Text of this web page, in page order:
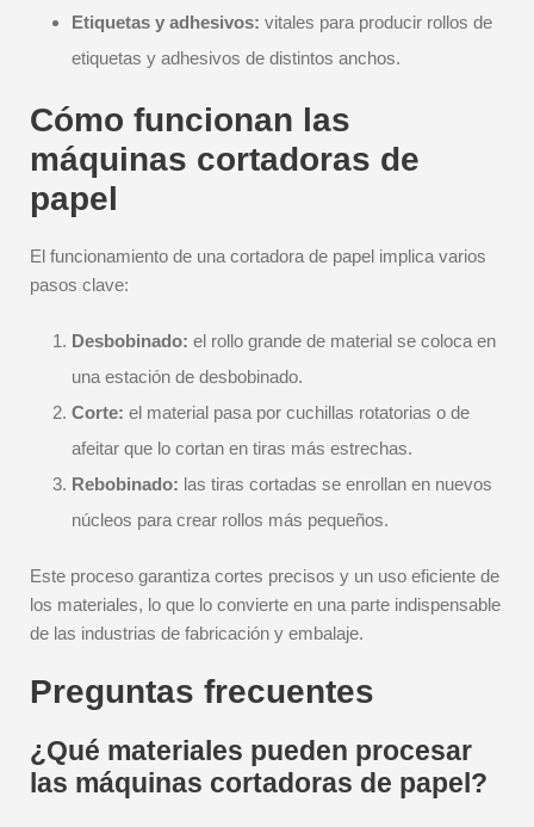
Etiquetas y adhesivos: vitales para producir rollos de
etiquetas y adhesivos de distintos anchos.
Cómo funcionan las
máquinas cortadoras de
papel
El funcionamiento de una cortadora de papel implica varios
pasos clave:
Desbobinado: el rollo grande de material se coloca en
una estación de desbobinado.
Corte: el material pasa por cuchillas rotatorias o de
afeitar que lo cortan en tiras más estrechas.
Rebobinado: las tiras cortadas se enrollan en nuevos
núcleos para crear rollos más pequeños.
Este proceso garantiza cortes precisos y un uso eficiente de
los materiales, lo que lo convierte en una parte indispensable
de las industrias de fabricación y embalaje.
Preguntas frecuentes
¿Qué materiales pueden procesar
las máquinas cortadoras de papel?